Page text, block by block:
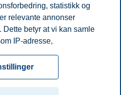
statistikk og
relevante annonser
Dette betyr at vi kan samle
IP-adresse,
for at nettsiden skal
alle eller tilpasse ditt